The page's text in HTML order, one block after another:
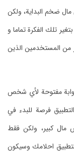
ضخم البداية، ولكن
تلك الفكرة تماما و
من المستخدمين الذين
بوابة مفتوحة لأي شخص
فرصة للبدء في
مال كبير، ولكن فقط
احلامك وسيكون